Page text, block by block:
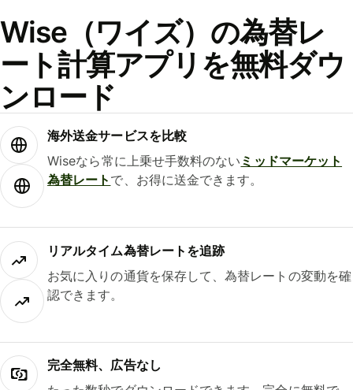
Wise（ワイズ）の為替レ
ート計算アプリを無料ダウ
ンロード
海外送金サービスを比較
Wiseなら常に上乗せ手数料のない ミッドマーケット
為替レート で、お得に送金できます。
リアルタイム為替レートを追跡
お気に入りの通貨を保存して、為替レートの変動を確
認できます。
完全無料、広告なし